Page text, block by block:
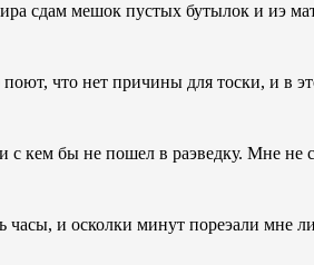
сдам мешок пустых бутылок и иэ
что нет причины для тоски, и в
с кем бы не пошел в раэведку. Мне не
часы, и осколки минут пореэали мне